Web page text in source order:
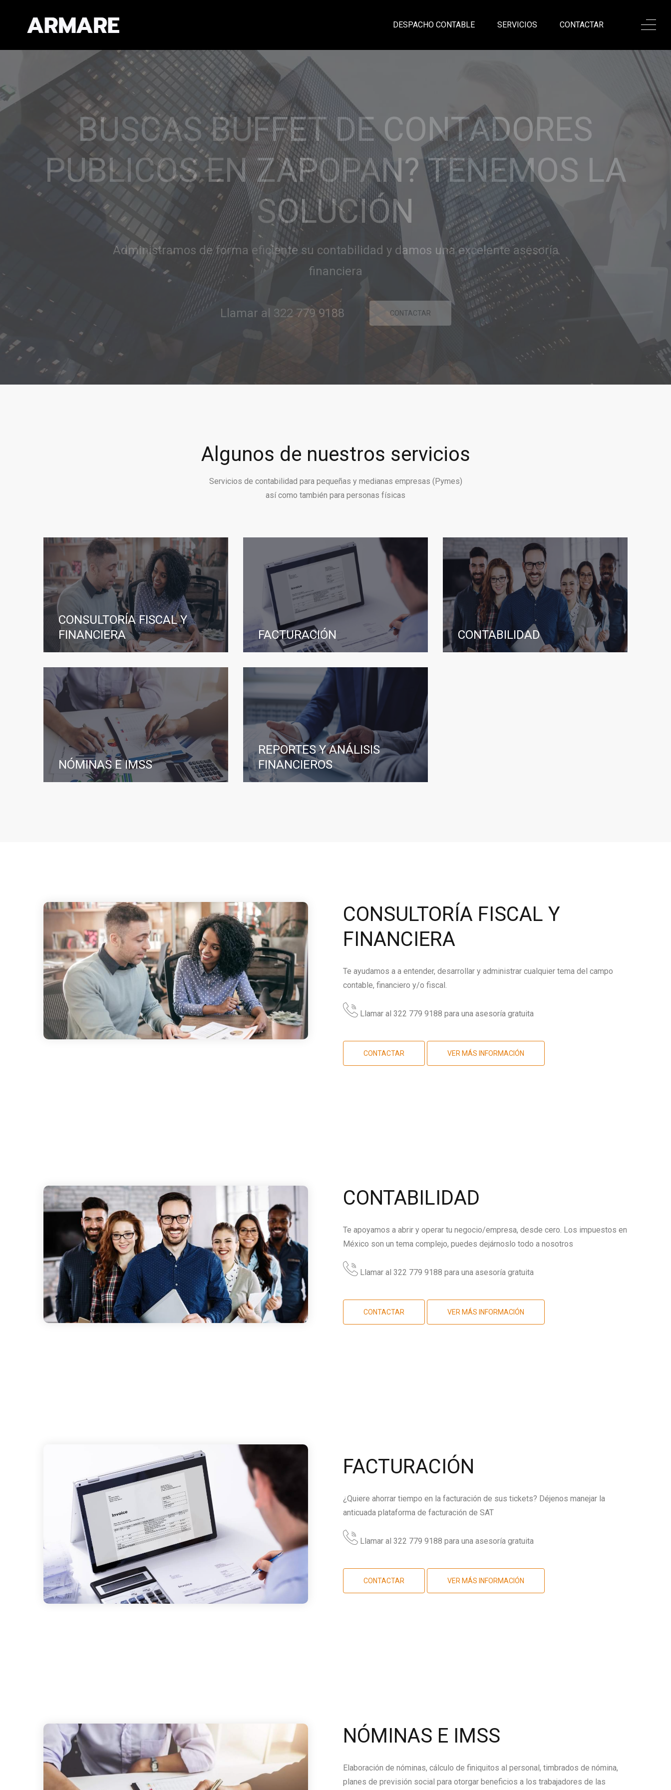
DESPACHO CONTABLE SERVICIOS CONTACTAR
Llamar al 322 779 9188 CONTACTAR
EXPERIENCIA, PROFESIONALISMO,
CALIDAD Y CONFIANZA
Establecemos relaciones sólidas con nuestros clientes basadas en nuestro
conocimiento, integridad y confianza para ayudarle a concretar sus aspiraciones
comerciales y financieras.
Llamar al 322 779 9188 CONTACTAR
Algunos de nuestros servicios
Servicios de contabilidad para pequeñas y medianas empresas (Pymes)
así como también para personas físicas
CONSULTORÍA FISCAL Y
FINANCIERA
FACTURACIÓN CONTABILIDAD
NÓMINAS E IMSS
REPORTES Y ANÁLISIS
FINANCIEROS
CONSULTORÍA FISCAL Y
FINANCIERA
Te ayudamos a a entender, desarrollar y administrar cualquier tema del campo
contable, financiero y/o fiscal.
Llamar al 322 779 9188 para una asesoría gratuita
CONTACTAR VER MÁS INFORMACIÓN
CONTABILIDAD
Te apoyamos a abrir y operar tu negocio/empresa, desde cero. Los impuestos en
México son un tema complejo, puedes dejárnoslo todo a nosotros
Llamar al 322 779 9188 para una asesoría gratuita
CONTACTAR VER MÁS INFORMACIÓN
FACTURACIÓN
¿Quiere ahorrar tiempo en la facturación de sus tickets? Déjenos manejar la
anticuada plataforma de facturación de SAT
Llamar al 322 779 9188 para una asesoría gratuita
CONTACTAR VER MÁS INFORMACIÓN
NÓMINAS E IMSS
Elaboración de nóminas, cálculo de finiquitos al personal, timbrados de nómina,
planes de previsión social para otorgar beneficios a los trabajadores de las